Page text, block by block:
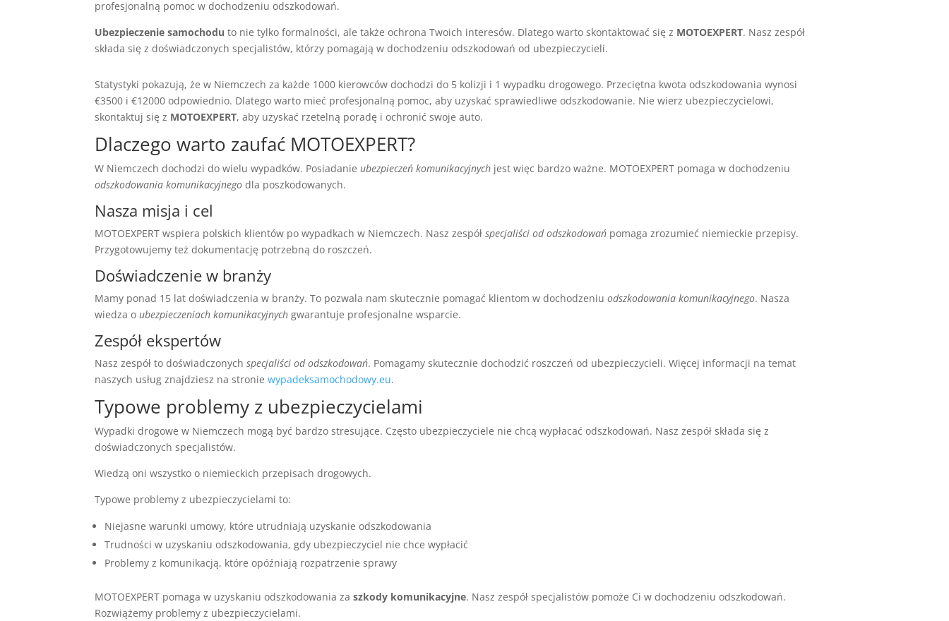
profesjonalną pomoc w dochodzeniu odszkodowań.
Ubezpieczenie samochodu to nie tylko formalności, ale także ochrona Twoich interesów. Dlatego warto skontaktować się z MOTOEXPERT. Nasz zespół
składa się z doświadczonych specjalistów, którzy pomagają w dochodzeniu odszkodowań od ubezpieczycieli.
Statystyki pokazują, że w Niemczech za każde 1000 kierowców dochodzi do 5 kolizji i 1 wypadku drogowego. Przeciętna kwota odszkodowania wynosi
€3500 i €12000 odpowiednio. Dlatego warto mieć profesjonalną pomoc, aby uzyskać sprawiedliwe odszkodowanie. Nie wierz ubezpieczycielowi,
skontaktuj się z MOTOEXPERT, aby uzyskać rzetelną poradę i ochronić swoje auto.
Dlaczego warto zaufać MOTOEXPERT?
W Niemczech dochodzi do wielu wypadków. Posiadanieubezpieczeń komunikacyjnych jest więc bardzo ważne. MOTOEXPERT pomaga w dochodzeniu
odszkodowania komunikacyjnego dla poszkodowanych.
Nasza misja i cel
MOTOEXPERT wspiera polskich klientów po wypadkach w Niemczech. Nasz zespółspecjaliści od odszkodowań pomaga zrozumieć niemieckie przepisy.
Przygotowujemy też dokumentację potrzebną do roszczeń.
Doświadczenie w branży
Mamy ponad 15 lat doświadczenia w branży. To pozwala nam skutecznie pomagać klientom w dochodzeniuodszkodowania komunikacyjnego. Nasza
wiedza oubezpieczeniach komunikacyjnych gwarantuje profesjonalne wsparcie.
Zespół ekspertów
Nasz zespół to doświadczonychspecjaliści od odszkodowań. Pomagamy skutecznie dochodzić roszczeń od ubezpieczycieli. Więcej informacji na temat
naszych usług znajdziesz na stroniewypadeksamochodowy.eu.
Typowe problemy z ubezpieczycielami
Wypadki drogowe w Niemczech mogą być bardzo stresujące. Często ubezpieczyciele nie chcą wypłacać odszkodowań. Nasz zespół składa się z
doświadczonych specjalistów.
Wiedzą oni wszystko o niemieckich przepisach drogowych.
Typowe problemy z ubezpieczycielami to:
Niejasne warunki umowy, które utrudniają uzyskanie odszkodowania
Trudności w uzyskaniu odszkodowania, gdy ubezpieczyciel nie chce wypłacić
Problemy z komunikacją, które opóźniają rozpatrzenie sprawy
MOTOEXPERT pomaga w uzyskaniu odszkodowania zaszkody komunikacyjne. Nasz zespół specjalistów pomoże Ci w dochodzeniu odszkodowań.
Rozwiążemy problemy z ubezpieczycielami.